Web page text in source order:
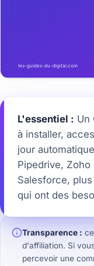
L'essentiel : Un
à installer,
jour
Pipedrive,
Salesforce,
qui ont des
Transparence :
d'affiliation. Si
percevoir une